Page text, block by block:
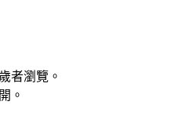
者瀏覽。
。